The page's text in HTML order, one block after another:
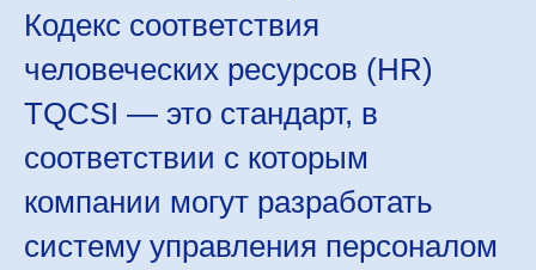
Кодекс соответствия
человеческих ресурсов (HR)
TQCSI — это стандарт, в
соответствии с которым
компании могут разработать
систему управления персоналом